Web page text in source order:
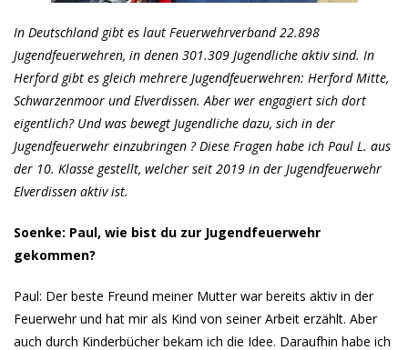
In Deutschland gibt es laut Feuerwehrverband 22.898
Jugendfeuerwehren, in denen 301.309 Jugendliche aktiv sind. In
Herford gibt es gleich mehrere Jugendfeuerwehren: Herford Mitte,
Schwarzenmoor und Elverdissen. Aber wer engagiert sich dort
eigentlich? Und was bewegt Jugendliche dazu, sich in der
Jugendfeuerwehr einzubringen ? Diese Fragen habe ich Paul L. aus
der 10. Klasse gestellt, welcher seit 2019 in der Jugendfeuerwehr
Elverdissen aktiv ist.
Soenke: Paul, wie bist du zur Jugendfeuerwehr
gekommen?
Paul: Der beste Freund meiner Mutter war bereits aktiv in der
Feuerwehr und hat mir als Kind von seiner Arbeit erzählt. Aber
auch durch Kinderbücher bekam ich die Idee. Daraufhin habe ich